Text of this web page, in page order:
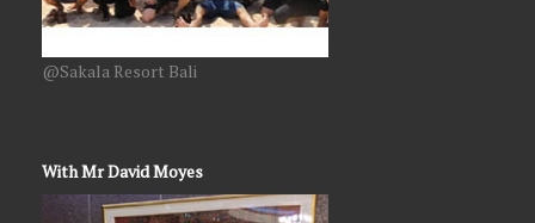
@Sakala Resort Bali
With Mr David Moyes